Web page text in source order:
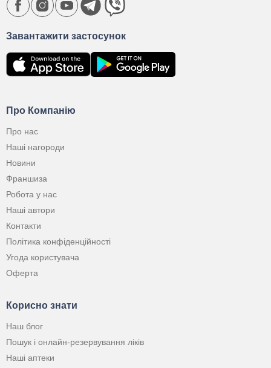
Про Компанію
Про нас
Наші нагороди
Новини
Франшиза
Робота у нас
Наші автори
Контакти
Політика конфіденційності
Угода користувача
Оферта
Корисно знати
Наш блог
Пошук і онлайн-резервування ліків
Наші аптеки
Завантажити застосунок